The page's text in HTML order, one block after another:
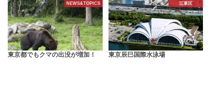
NEWS&TOPICS
東京都でもクマの出没が増加！
江東区
東京辰巳国際水泳場